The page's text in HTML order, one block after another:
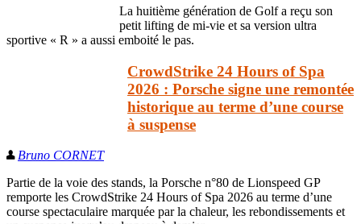
La huitième génération de Golf a reçu son
petit lifting de mi-vie et sa version ultra
sportive « R » a aussi emboité le pas.
CrowdStrike 24 Hours of Spa
2026 : Porsche signe une remontée
historique au terme d’une course
à suspense
Bruno CORNET
Partie de la voie des stands, la Porsche n°80 de Lionspeed GP
remporte les CrowdStrike 24 Hours of Spa 2026 au terme d’une
course spectaculaire marquée par la chaleur, les rebondissements et